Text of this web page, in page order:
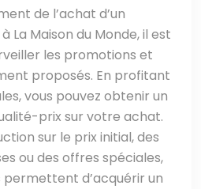
de l’achat d’un
La Maison du Monde, il est
les promotions et
proposés. En profitant
vous pouvez obtenir un
prix sur votre achat.
sur le prix initial, des
ou des offres spéciales,
d’acquérir un